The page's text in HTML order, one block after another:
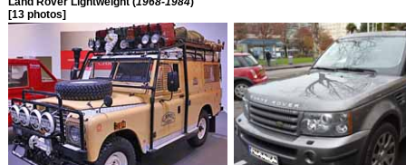
[13 photos]